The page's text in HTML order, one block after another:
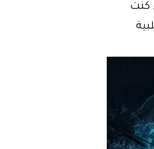
كنت